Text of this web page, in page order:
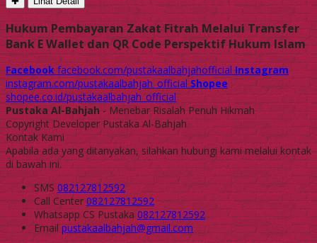
Hukum Pembayaran Zakat Fitrah Melalui Transfer
Bank E Wallet dan QR Code Perspektif Hukum Islam
Facebook facebook.com/pustakaalbahjahofficial Instagram
instagram.com/pustakaalbahjah_official Shopee
shopee.co.id/pustakaalbahjah_official
Pustaka Al-Bahjah- Menebar Risalah Penuh Hikmah
Copyright Developer Pustaka Al-Bahjah
Kontak Kami
Apabila ada yang ditanyakan, silahkan hubungi kami melalui kontak
di bawah ini.
SMS082127812592
Call Center082127812592
WhatsappCS Pustaka 082127812592
Emailpustakaalbahjah@gmail.com